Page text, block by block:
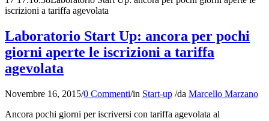
iscrizioni a tariffa agevolata
Laboratorio Start Up: ancora per pochi
giorni aperte le iscrizioni a tariffa
agevolata
Novembre 16, 2015/0 Commenti/in Start-up /da Marcello Marzano
Ancora pochi giorni per iscriversi con tariffa agevolata al